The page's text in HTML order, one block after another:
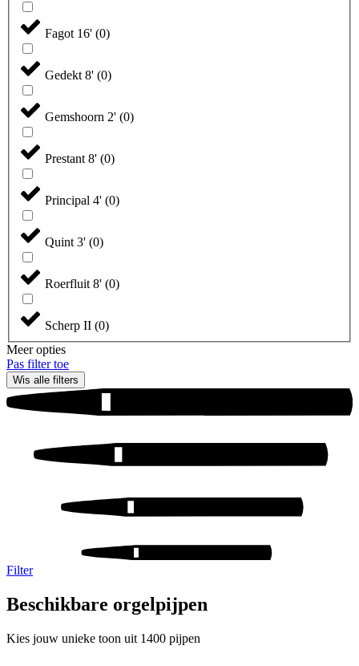
Fagot 16' (0)
Gedekt 8' (0)
Gemshoorn 2' (0)
Prestant 8' (0)
Principal 4' (0)
Quint 3' (0)
Roerfluit 8' (0)
Scherp II (0)
Meer opties
Pas filter toe
Wis alle filters
Filter
Beschikbare orgelpijpen
Kies jouw unieke toon uit 1400 pijpen